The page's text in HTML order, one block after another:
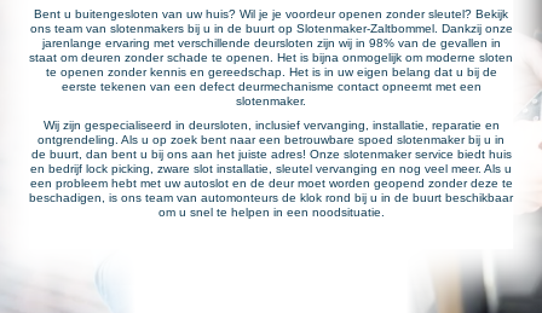
Bent u buitengesloten van uw huis? Wil je je voordeur openen zonder sleutel? Bekijk
ons team van slotenmakers bij u in de buurt op Slotenmaker-Zaltbommel. Dankzij onze
jarenlange ervaring met verschillende deursloten zijn wij in 98% van de gevallen in
staat om deuren zonder schade te openen. Het is bijna onmogelijk om moderne sloten
te openen zonder kennis en gereedschap. Het is in uw eigen belang dat u bij de
eerste tekenen van een defect deurmechanisme contact opneemt met een
slotenmaker.
Wij zijn gespecialiseerd in deursloten, inclusief vervanging, installatie, reparatie en
ontgrendeling. Als u op zoek bent naar een betrouwbare spoed slotenmaker bij u in
de buurt, dan bent u bij ons aan het juiste adres! Onze slotenmaker service biedt huis
en bedrijf lock picking, zware slot installatie, sleutel vervanging en nog veel meer. Als u
een probleem hebt met uw autoslot en de deur moet worden geopend zonder deze te
beschadigen, is ons team van automonteurs de klok rond bij u in de buurt beschikbaar
om u snel te helpen in een noodsituatie.